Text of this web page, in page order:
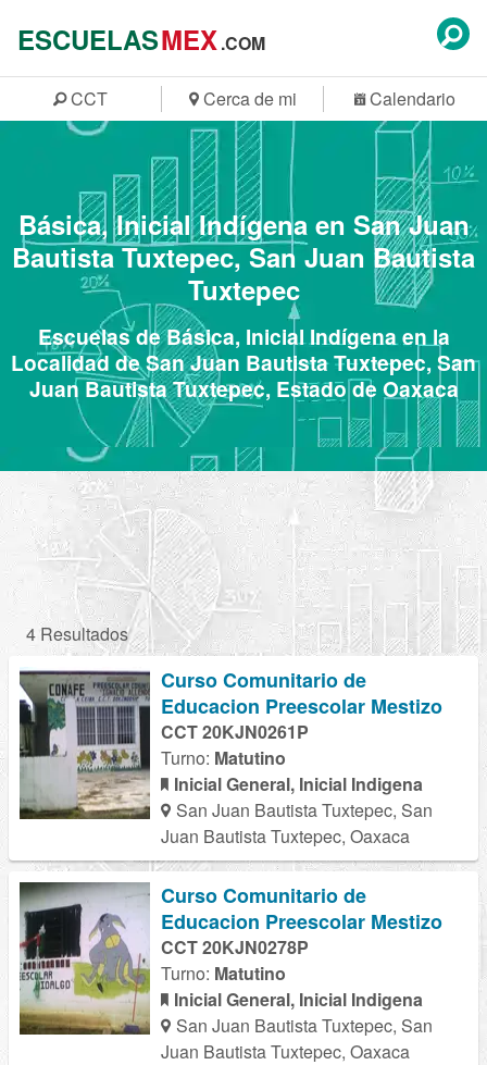
ESCUELASMEX.COM
CCT Cerca de mi Calendario
Básica, Inicial Indígena en San Juan
Bautista Tuxtepec, San Juan Bautista
Tuxtepec
Escuelas de Básica, Inicial Indígena en la
Localidad de San Juan Bautista Tuxtepec, San
Juan Bautista Tuxtepec, Estado de Oaxaca
4 Resultados
Curso Comunitario de
Educacion Preescolar Mestizo
CCT 20KJN0261P
Turno: Matutino
Inicial General, Inicial Indigena
San Juan Bautista Tuxtepec, San
Juan Bautista Tuxtepec, Oaxaca
Curso Comunitario de
Educacion Preescolar Mestizo
CCT 20KJN0278P
Turno: Matutino
Inicial General, Inicial Indigena
San Juan Bautista Tuxtepec, San
Juan Bautista Tuxtepec, Oaxaca